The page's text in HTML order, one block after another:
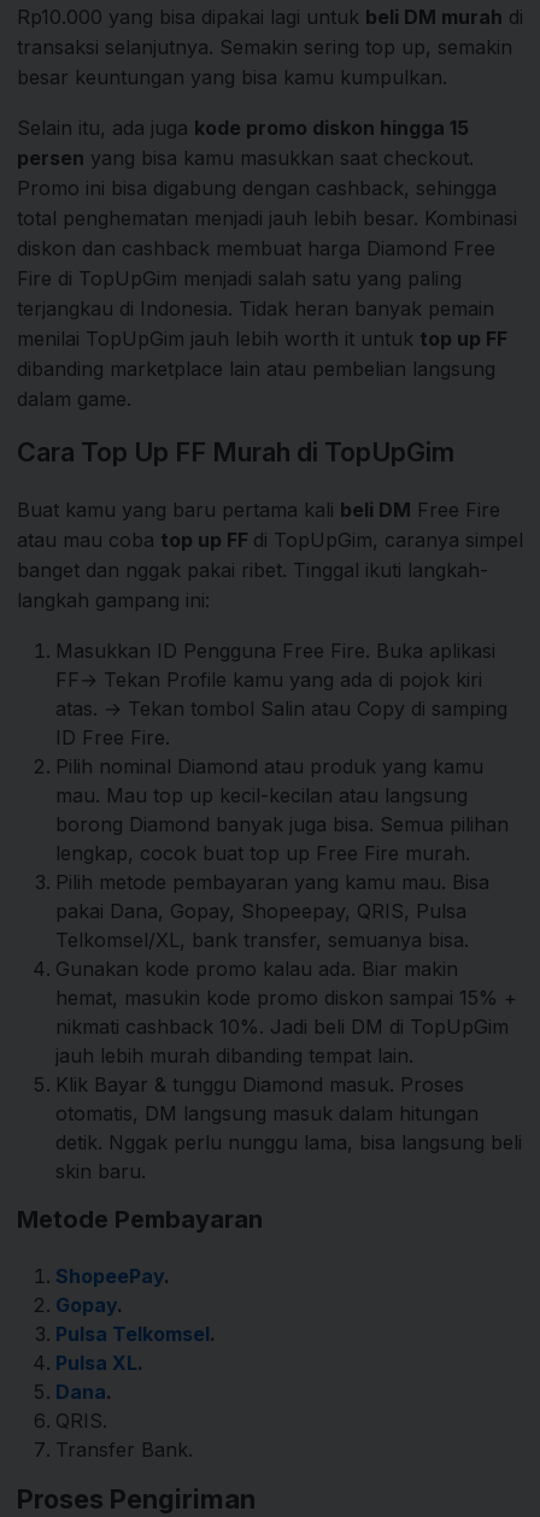
Rp10.000 yang bisa dipakai lagi untuk beli DM murah di
transaksi selanjutnya. Semakin sering top up, semakin
besar keuntungan yang bisa kamu kumpulkan.
Selain itu, ada juga kode promo diskon hingga 15
persen yang bisa kamu masukkan saat checkout.
Promo ini bisa digabung dengan cashback, sehingga
total penghematan menjadi jauh lebih besar. Kombinasi
diskon dan cashback membuat harga Diamond Free
Fire di TopUpGim menjadi salah satu yang paling
terjangkau di Indonesia. Tidak heran banyak pemain
menilai TopUpGim jauh lebih worth it untuk top up FF
dibanding marketplace lain atau pembelian langsung
dalam game.
Cara Top Up FF Murah di TopUpGim
Buat kamu yang baru pertama kali beli DM Free Fire
atau mau coba top up FF di TopUpGim, caranya simpel
banget dan nggak pakai ribet. Tinggal ikuti langkah-
langkah gampang ini:
Masukkan ID Pengguna Free Fire. Buka aplikasi
FF→ Tekan Profile kamu yang ada di pojok kiri
atas. → Tekan tombol Salin atau Copy di samping
ID Free Fire.
Pilih nominal Diamond atau produk yang kamu
mau. Mau top up kecil-kecilan atau langsung
borong Diamond banyak juga bisa. Semua pilihan
lengkap, cocok buat top up Free Fire murah.
Pilih metode pembayaran yang kamu mau. Bisa
pakai Dana, Gopay, Shopeepay, QRIS, Pulsa
Telkomsel/XL, bank transfer, semuanya bisa.
Gunakan kode promo kalau ada. Biar makin
hemat, masukin kode promo diskon sampai 15% +
nikmati cashback 10%. Jadi beli DM di TopUpGim
jauh lebih murah dibanding tempat lain.
Klik Bayar & tunggu Diamond masuk. Proses
otomatis, DM langsung masuk dalam hitungan
detik. Nggak perlu nunggu lama, bisa langsung beli
skin baru.
Metode Pembayaran
ShopeePay.
Gopay.
Pulsa Telkomsel.
Pulsa XL.
Dana.
QRIS.
Transfer Bank.
Proses Pengiriman